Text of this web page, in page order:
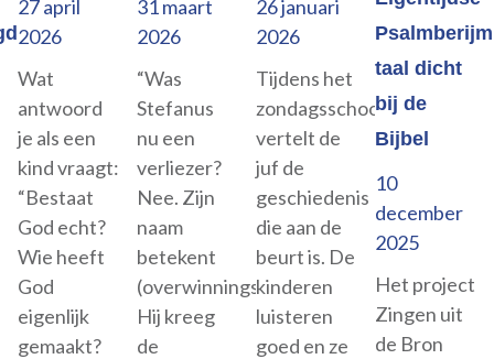
27april
2026
Wat
antwoord
je als een
kind vraagt:
“Bestaat
God echt?
Wie heeft
God
eigenlijk
gemaakt?
31maart
2026
“Was
Stefanus
nu een
verliezer?
Nee. Zijn
naam
betekent
(overwinnings)krans.
Hij kreeg
de
26januari
2026
Tijdens het
zondagsschooluur
vertelt de
juf de
geschiedenis
die aan de
beurt is. De
kinderen
luisteren
goed en ze
taal dicht
bij de
Bijbel
10
december
2025
Het project
Zingen uit
de Bron